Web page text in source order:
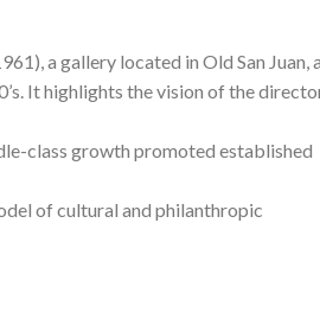
a gallery located in Old San Juan,
It highlights the vision of the
class growth promoted established
of cultural and philanthropic